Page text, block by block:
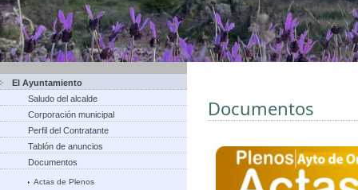
El Ayuntamiento
Saludo del alcalde
Corporación municipal
Perfil del Contratante
Tablón de anuncios
Documentos
Actas de Plenos
Documentos